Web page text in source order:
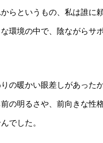
らというもの、私は誰に
な環境の中で、陰ながらサ
りの暖かい眼差しがあった
の明るさや、前向きな性
でした。